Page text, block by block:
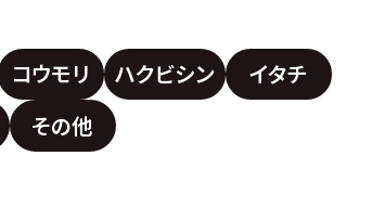
コウモリ ハクビシン
イタチ
その他